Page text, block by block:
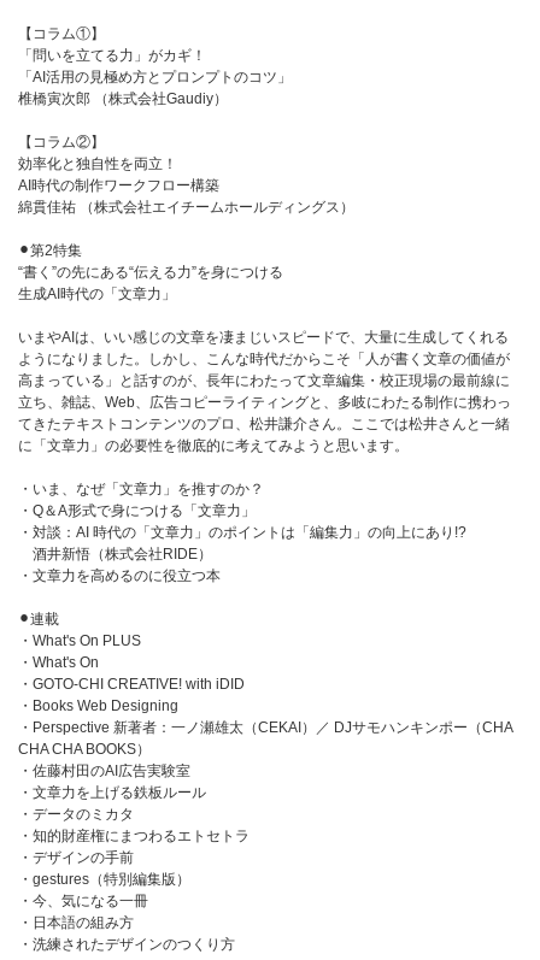
【コラム①】
「問いを立てる力」がカギ！
「AI活用の見極め方とプロンプトのコツ」
椎橋寅次郎 （株式会社Gaudiy）
【コラム②】
効率化と独自性を両立！
AI時代の制作ワークフロー構築
綿貫佳祐 （株式会社エイチームホールディングス）
⚫︎第2特集
“書く”の先にある“伝える力”を身につける
生成AI時代の「文章力」
いまやAIは、いい感じの文章を凄まじいスピードで、大量に生成してくれる
ようになりました。しかし、こんな時代だからこそ「人が書く文章の価値が
高まっている」と話すのが、長年にわたって文章編集・校正現場の最前線に
立ち、雑誌、Web、広告コピーライティングと、多岐にわたる制作に携わっ
てきたテキストコンテンツのプロ、松井謙介さん。ここでは松井さんと一緒
に「文章力」の必要性を徹底的に考えてみようと思います。
・いま、なぜ「文章力」を推すのか？
・Q＆A形式で身につける「文章力」
・対談：AI 時代の「文章力」のポイントは「編集力」の向上にあり!?
酒井新悟（株式会社RIDE）
・文章力を高めるのに役立つ本
⚫︎連載
・What's On PLUS
・What's On
・GOTO-CHI CREATIVE! with iDID
・Books Web Designing
・Perspective 新著者：一ノ瀬雄太（CEKAI）／ DJサモハンキンポー（CHA
CHA CHA BOOKS）
・佐藤村田のAI広告実験室
・文章力を上げる鉄板ルール
・データのミカタ
・知的財産権にまつわるエトセトラ
・デザインの手前
・gestures（特別編集版）
・今、気になる一冊
・日本語の組み方
・洗練されたデザインのつくり方